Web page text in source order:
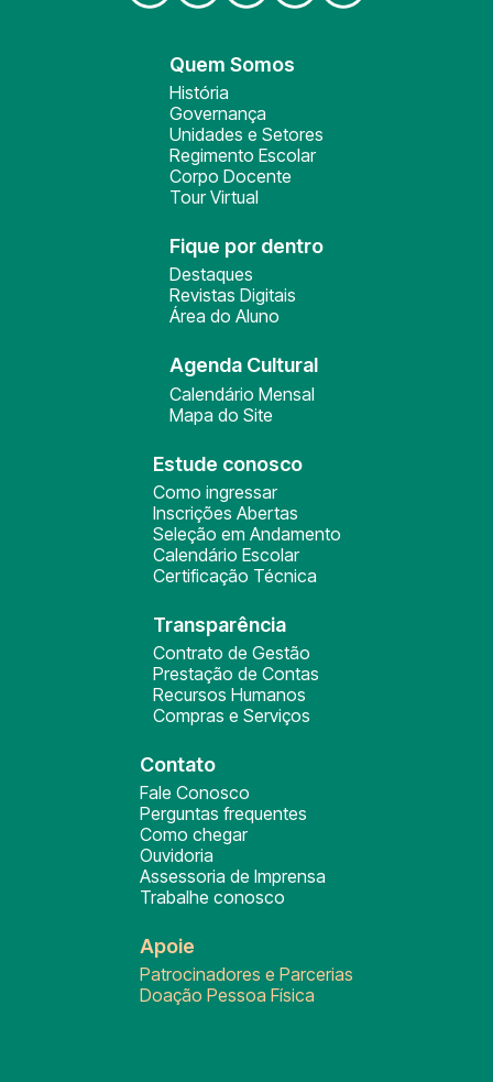
Quem Somos
História
Governança
Unidades e Setores
Regimento Escolar
Corpo Docente
Tour Virtual
Fique por dentro
Destaques
Revistas Digitais
Área do Aluno
Agenda Cultural
Calendário Mensal
Mapa do Site
Estude conosco
Como ingressar
Inscrições Abertas
Seleção em Andamento
Calendário Escolar
Certificação Técnica
Transparência
Contrato de Gestão
Prestação de Contas
Recursos Humanos
Compras e Serviços
Contato
Fale Conosco
Perguntas frequentes
Como chegar
Ouvidoria
Assessoria de Imprensa
Trabalhe conosco
Apoie
Patrocinadores e Parcerias
Doação Pessoa Física